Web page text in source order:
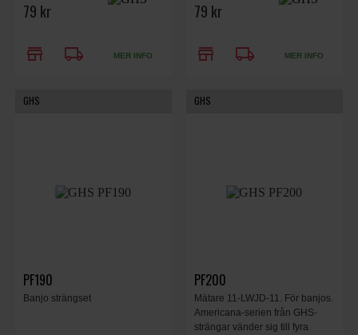
79 kr
store local_shipping MER INFO
79 kr
store local_shipping MER INFO
GHS
PF190
Banjo strängset
GHS
PF200
Mätare 11-LWJD-11. För banjos.
Americana-serien från GHS-
strängar vänder sig till fyra